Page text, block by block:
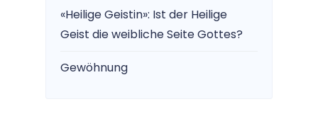
«Heilige Geistin»: Ist der Heilige
Geist die weibliche Seite Gottes?
Gewöhnung